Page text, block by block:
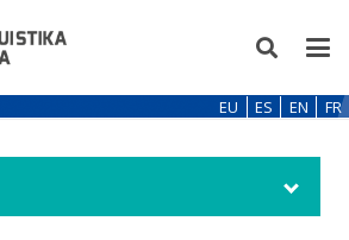
EU ES EN FR